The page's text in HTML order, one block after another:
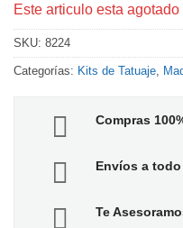
Este articulo esta agotado
SKU: 8224
Categorías: Kits de Tatuaje,
Compras
Envíos a
Te